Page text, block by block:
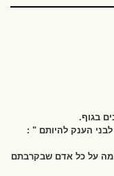
בגוף.
הענק להיותם " :
על כל אדם שבקרבתם